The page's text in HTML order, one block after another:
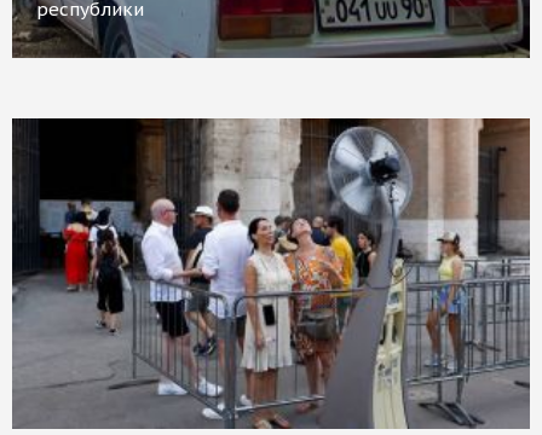
республики